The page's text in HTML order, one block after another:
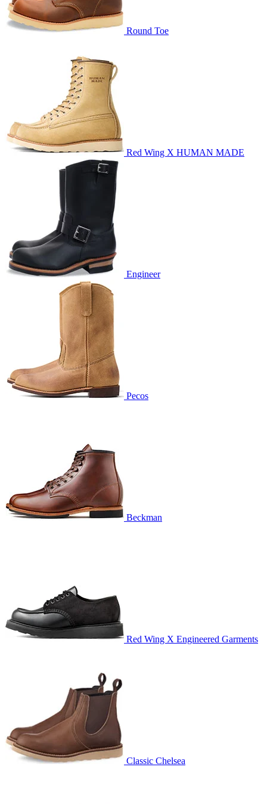
Round Toe
Red Wing X HUMAN MADE
Engineer
Pecos
Beckman
Red Wing X Engineered Garments
Classic Chelsea